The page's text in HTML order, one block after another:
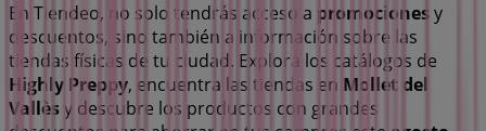
En Tiendeo, no solo tendrás acceso a promocionesy
descuentos, sino también a información sobre las
tiendas físicas de tu ciudad. Explora los catálogos de
Highly Preppy, encuentra las tiendas en Mollet del
Vallès y descubre los productos con grandes